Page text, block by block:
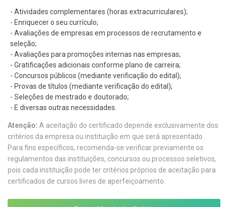
- Atividades complementares (horas extracurriculares);
- Enriquecer o seu currículo;
- Avaliações de empresas em processos de recrutamento e
seleção;
- Avaliações para promoções internas nas empresas;
- Gratificações adicionais conforme plano de carreira;
- Concursos públicos (mediante verificação do edital);
- Provas de títulos (mediante verificação do edital);
- Seleções de mestrado e doutorado;
- E diversas outras necessidades.
Atenção: A aceitação do certificado depende exclusivamente dos
critérios da empresa ou instituição em que será apresentado.
Para fins específicos, recomenda-se verificar previamente os
regulamentos das instituições, concursos ou processos seletivos,
pois cada instituição pode ter critérios próprios de aceitação para
certificados de cursos livres de aperfeiçoamento.